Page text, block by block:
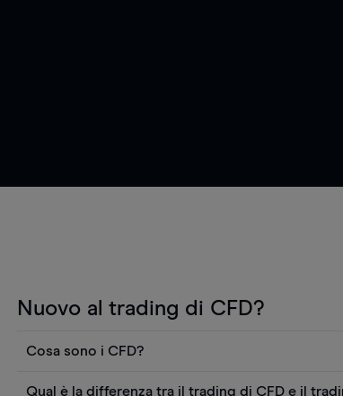
Nuovo al trading di CFD?
Cosa sono i CFD?
Qual è la differenza tra il trading di CFD e il